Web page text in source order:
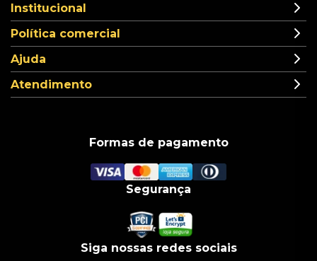
Institucional
Política comercial
Ajuda
Atendimento
Formas de pagamento
Segurança
Siga nossas redes sociais